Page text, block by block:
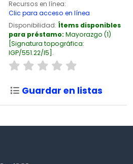
Recursos en línea:
Clic para acceso en línea
Disponibilidad: Ítems disponibles
para préstamo: Mayorazgo (1)
Signatura topográfica:
IGP/551.22/I5 .
Guardar en listas